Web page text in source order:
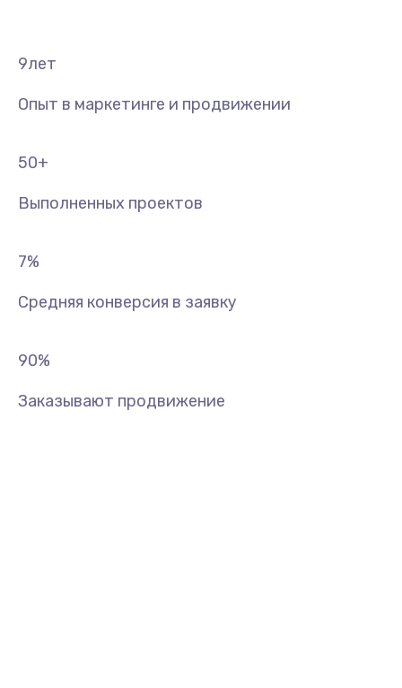
9лет
Опыт в маркетинге и продвижении
50+
Выполненных проектов
7%
Средняя конверсия в заявку
90%
Заказывают продвижение